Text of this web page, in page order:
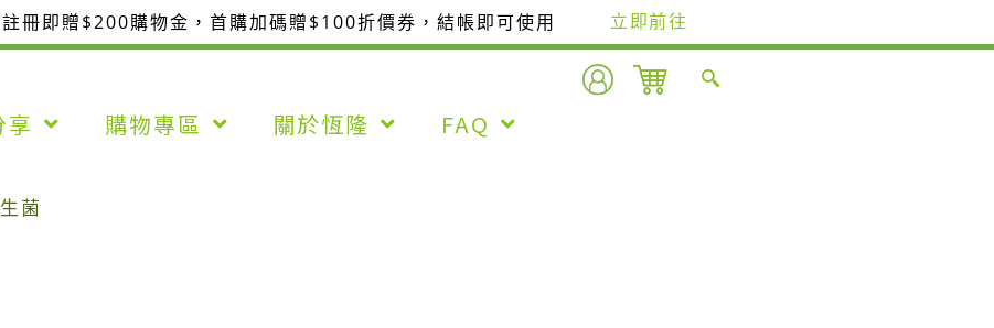
冊即贈$200購物金，首購加碼贈$100折價券，結帳即可使用 立即前往
享 購物專區 關於恆隆 FAQ
菌